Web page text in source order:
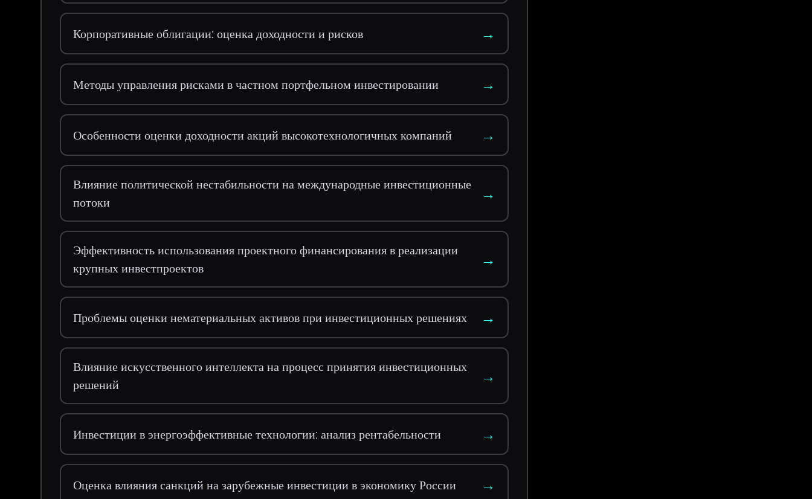
Корпоративные облигации: оценка доходности и рисков →
Методы управления рисками в частном портфельном инвестировании →
Особенности оценки доходности акций высокотехнологичных компаний →
Влияние политической нестабильности на международные инвестиционные
потоки
→
Эффективность использования проектного финансирования в реализации
крупных инвестпроектов
→
Проблемы оценки нематериальных активов при инвестиционных решениях →
Влияние искусственного интеллекта на процесс принятия инвестиционных
решений
→
Инвестиции в энергоэффективные технологии: анализ рентабельности →
Оценка влияния санкций на зарубежные инвестиции в экономику России →